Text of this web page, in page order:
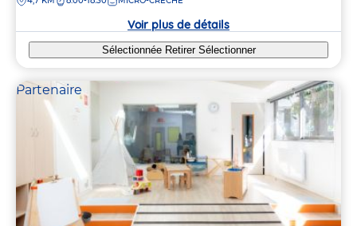
la
Voir plus de détails
Sélectionnée Retirer Sélectionner
Partenaire